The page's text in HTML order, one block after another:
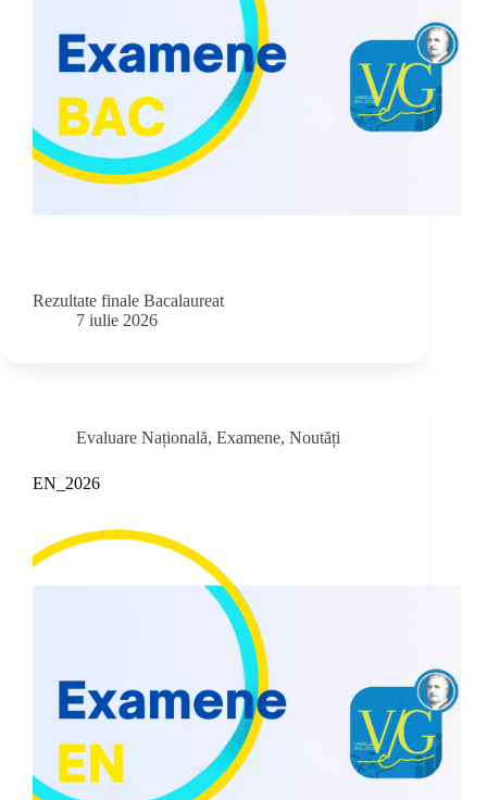
Rezultate finale Bacalaureat
7 iulie 2026
Evaluare Națională, Examene, Noutăți
EN_2026